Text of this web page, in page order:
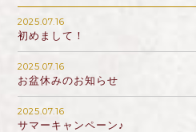
2025.07.16
初めまして！
2025.07.16
お盆休みのお知らせ
2025.07.16
サマーキャンペーン♪